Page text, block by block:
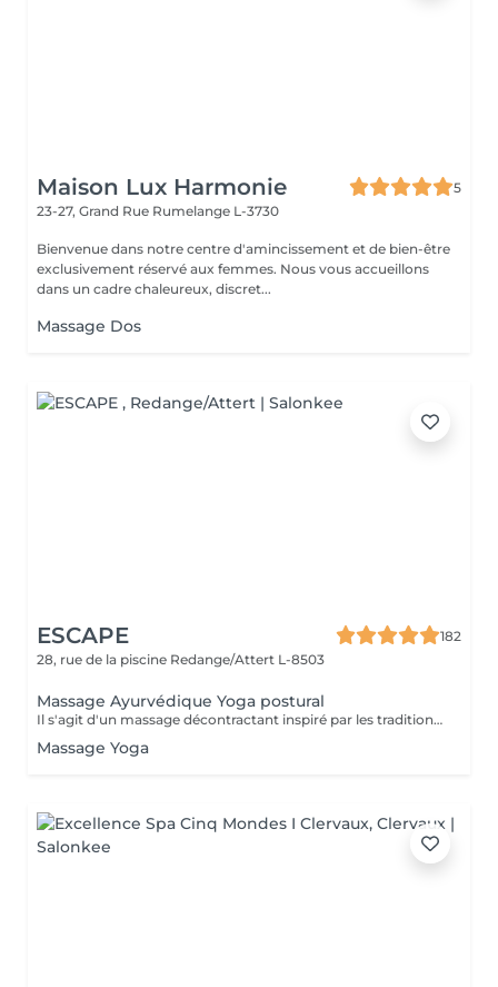
Maison Lux Harmonie
5
23-27, Grand Rue Rumelange L-3730
Bienvenue dans notre centre d'amincissement et de bien-être
exclusivement réservé aux femmes. Nous vous accueillons
dans un cadre chaleureux, discret...
Massage Dos
ESCAPE
182
28, rue de la piscine Redange/Attert L-8503
Massage Ayurvédique Yoga postural
Il s'agit d'un massage décontractant inspiré par les traditions indiennes d'Ayurvéda et de Yoga. Cette technique qui permet de redonner de l'élasticité à la colonne vertébrale, utilise des mouvements, des flexions et des torsions qui sont parfaitement harmonisées entre elles, ce qui va permettre au corps de s'étirer et de s'échauffer. La technique peut se réaliser avec les mains et avec les pieds, en fonction du cas. BÉNÉFICES DU MASSAGE AYURDÉVIQUE YOGA POSTURAL Connexion avec une respiration consciente Promeut la flexibilité des muscles et la mobilité des articulations Aide à améliorer la posture en contribuant au bien-être et à l'équilibre du corps.
Massage Yoga